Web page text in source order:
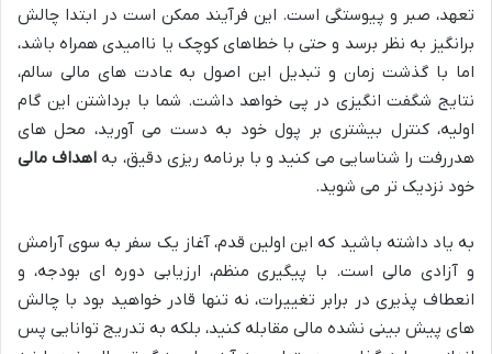
تعهد، صبر و پیوستگی است. این فرآیند ممکن است در ابتدا چالش
برانگیز به نظر برسد و حتی با خطاهای کوچک یا ناامیدی همراه باشد،
اما با گذشت زمان و تبدیل این اصول به عادت های مالی سالم،
نتایج شگفت انگیزی در پی خواهد داشت. شما با برداشتن این گام
اولیه، کنترل بیشتری بر پول خود به دست می آورید، محل های
هدررفت را شناسایی می کنید و با برنامه ریزی دقیق، به اهداف مالی
خود نزدیک تر می شوید.
به یاد داشته باشید که این اولین قدم، آغاز یک سفر به سوی آرامش
و آزادی مالی است. با پیگیری منظم، ارزیابی دوره ای بودجه، و
انعطاف پذیری در برابر تغییرات، نه تنها قادر خواهید بود با چالش
های پیش بینی نشده مالی مقابله کنید، بلکه به تدریج توانایی پس